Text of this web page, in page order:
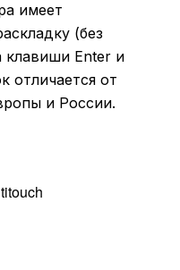
имеет
(без
клавиши Enter и
отличается от
и России.